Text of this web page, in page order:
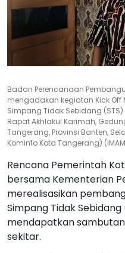
Badan Perencanaan
mengadakan kegiatan Kick Off
Simpang Tidak Sebidang
Rapat Akhlakul Karimah,
Tangerang, Provinsi Banten,
Kominfo Kota Tangerang) (IMAM
Rencana Pemerintah
bersama Kementerian
merealisasikan
Simpang Tidak
mendapatkan
sekitar.